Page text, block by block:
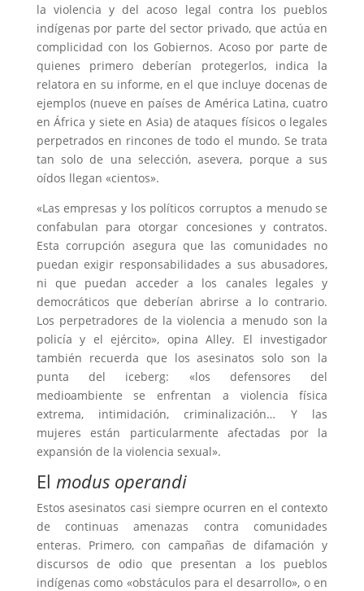
la violencia y del acoso legal contra los pueblos
indígenas por parte del sector privado, que actúa en
complicidad con los Gobiernos. Acoso por parte de
quienes primero deberían protegerlos, indica la
relatora en su informe, en el que incluye docenas de
ejemplos (nueve en países de América Latina, cuatro
en África y siete en Asia) de ataques físicos o legales
perpetrados en rincones de todo el mundo. Se trata
tan solo de una selección, asevera, porque a sus
oídos llegan «cientos».
«Las empresas y los políticos corruptos a menudo se
confabulan para otorgar concesiones y contratos.
Esta corrupción asegura que las comunidades no
puedan exigir responsabilidades a sus abusadores,
ni que puedan acceder a los canales legales y
democráticos que deberían abrirse a lo contrario.
Los perpetradores de la violencia a menudo son la
policía y el ejército», opina Alley. El investigador
también recuerda que los asesinatos solo son la
punta del iceberg: «los defensores del
medioambiente se enfrentan a violencia física
extrema, intimidación, criminalización… Y las
mujeres están particularmente afectadas por la
expansión de la violencia sexual».
El modus operandi
Estos asesinatos casi siempre ocurren en el contexto
de continuas amenazas contra comunidades
enteras. Primero, con campañas de difamación y
discursos de odio que presentan a los pueblos
indígenas como «obstáculos para el desarrollo», o en